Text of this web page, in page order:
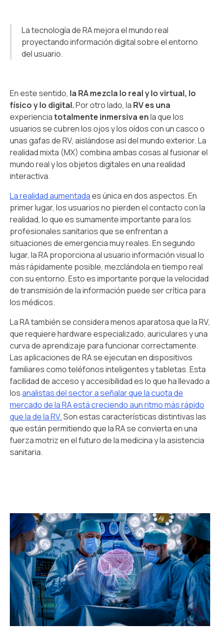
La tecnología de RA mejora el mundo real
proyectando información digital sobre el entorno
del usuario.
En este sentido, la RA mezcla lo real y lo virtual, lo
físico y lo digital.Por otro lado, la RV es una
experienciatotalmente inmersiva enla que los
usuarios se cubren los ojos y los oídos con un casco o
unas gafas de RV, aislándose así del mundo exterior. La
realidad mixta (MX) combina ambas cosas al fusionar el
mundo real y los objetos digitales en una realidad
interactiva.
La realidad aumentadaes única en dos aspectos. En
primer lugar, los usuarios no pierden el contacto con la
realidad, lo que es sumamente importante para los
profesionales sanitarios que se enfrentan a
situaciones de emergencia muy reales. En segundo
lugar, la RA proporciona al usuario información visual lo
más rápidamente posible, mezclándola en tiempo real
con su entorno. Esto es importante porque la velocidad
de transmisión de la información puede ser crítica para
los médicos.
La RA también se considera menos aparatosa que la RV,
que requiere hardware especializado, auriculares y una
curva de aprendizaje para funcionar correctamente.
Las aplicaciones de RA se ejecutan en dispositivos
familiares como teléfonos inteligentes y tabletas. Esta
facilidad de acceso y accesibilidad es lo que ha llevado a
losanalistas del sector a señalar que la cuota de
mercado de la RA está creciendo aun ritmo más rápido
que la de la RV.Son estas características distintivas las
que están permitiendo que la RA se convierta en una
fuerza motriz en el futuro de la medicina y la asistencia
sanitaria.